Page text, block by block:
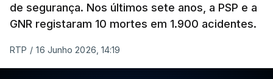
de segurança. Nos últimos sete anos, a PSP e a
GNR registaram 10 mortes em 1.900 acidentes.
RTP / 16 Junho 2026, 14:19